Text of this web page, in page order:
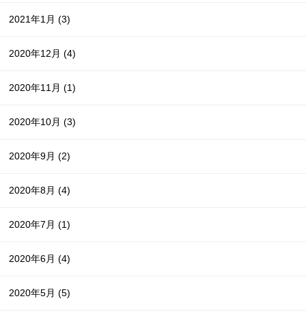
2021年1月(3)
2020年12月(4)
2020年11月(1)
2020年10月(3)
2020年9月(2)
2020年8月(4)
2020年7月(1)
2020年6月(4)
2020年5月(5)